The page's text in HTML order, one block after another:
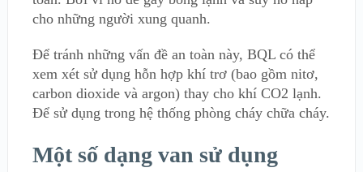
cho những người xung quanh.
Để tránh những vấn đề an toàn này, BQL có thể
xem xét sử dụng hỗn hợp khí trơ (bao gồm nitơ,
carbon dioxide và argon) thay cho khí CO2 lạnh.
Để sử dụng trong hệ thống phòng cháy chữa cháy.
Một số dạng van sử dụng